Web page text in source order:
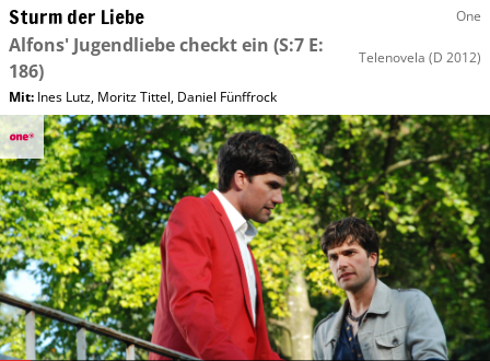
Sturm der Liebe One
Alfons' Jugendliebe checkt ein (S:7 E:
186)
Telenovela (D 2012)
Mit: Ines Lutz, Moritz Tittel, Daniel Fünffrock